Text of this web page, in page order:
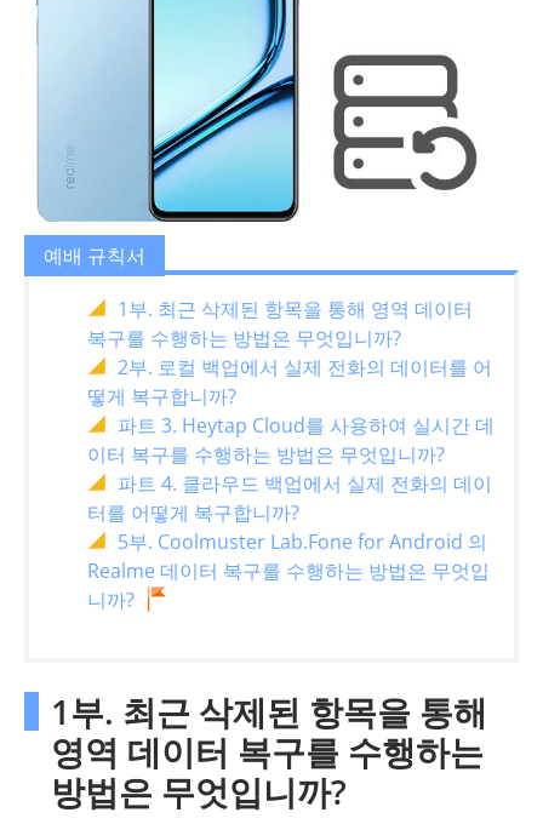
예배 규칙서
1부. 최근 삭제된 항목을 통해 영역 데이터
복구를 수행하는 방법은 무엇입니까?
2부. 로컬 백업에서 실제 전화의 데이터를 어
떻게 복구합니까?
파트 3. Heytap Cloud를 사용하여 실시간 데
이터 복구를 수행하는 방법은 무엇입니까?
파트 4. 클라우드 백업에서 실제 전화의 데이
터를 어떻게 복구합니까?
5부. Coolmuster Lab.Fone for Android 의
Realme 데이터 복구를 수행하는 방법은 무엇입
니까?
1부. 최근 삭제된 항목을 통해
영역 데이터 복구를 수행하는
방법은 무엇입니까?